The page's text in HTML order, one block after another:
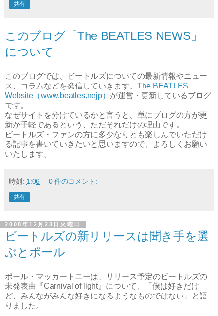
共有
このブログ「The BEATLES NEWS」
について
このブログでは、ビートルズについての最新情報やニュー
ス、コラムなどを発信していきます。 The BEATLES
Website（www.beatles.nejp） が運営・更新しているブログ
です。
なぜサイトを分けているかと言うと、単にブログの方が更
新が手軽であるという、ただそれだけの理由です。
ビートルズ・ファンの方に多少なりとも楽しんでいただけ
る記事を書いていきたいと思いますので、よろしくお願い
いたします。
時刻: 1:06 0 件のコメント:
共有
2008年12月23日火曜日
ビートルズの新リリースは聞き手を選
ぶとポール
ポール・マッカートニーは、リリース予定のビートルズの
未発表曲『Carnival of light』について、「僕は好きだけ
ど、みんながみんな好きになるようなものではない」と語
りました。